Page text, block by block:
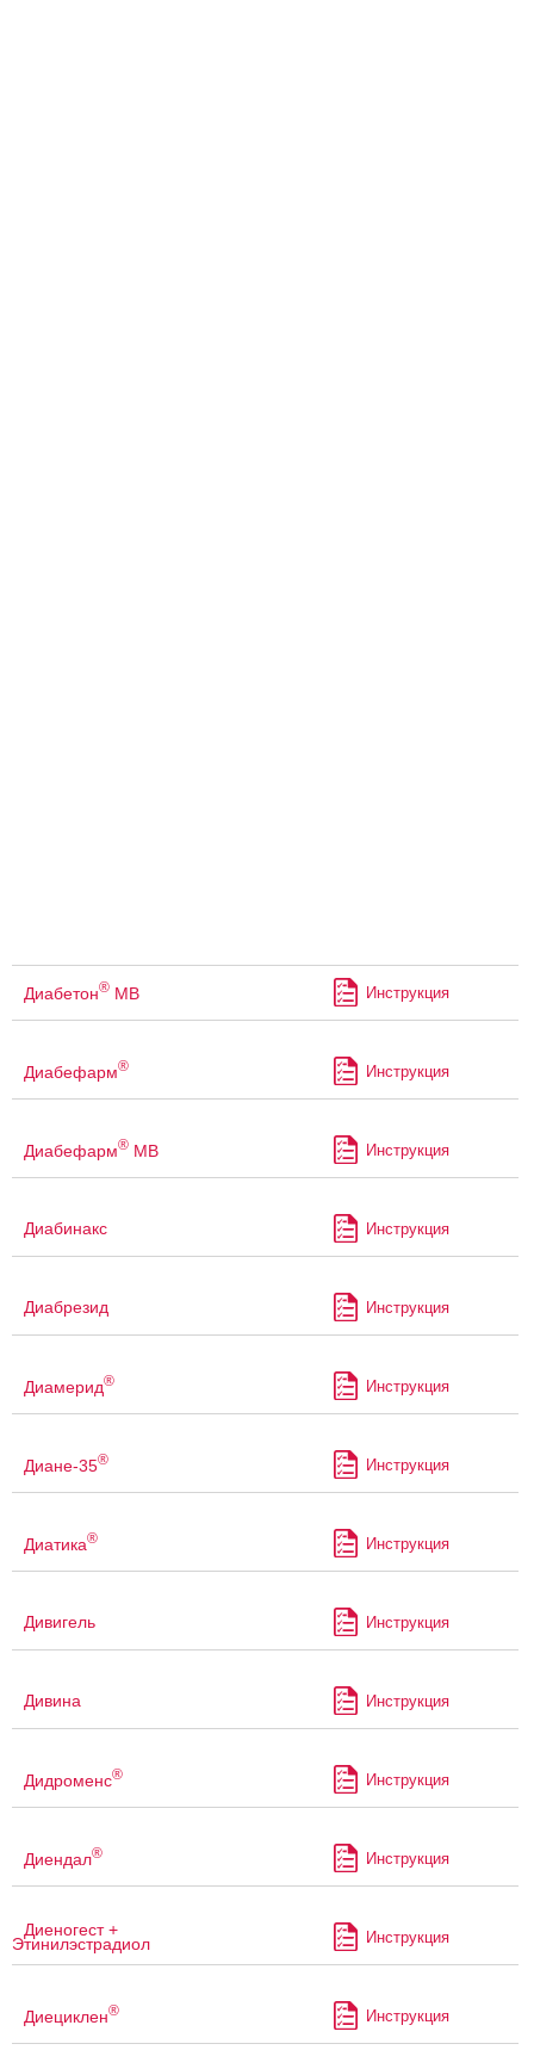
Диабетон® МВ Инструкция
Диабефарм® Инструкция
Диабефарм® МВ Инструкция
Диабинакс Инструкция
Диабрезид Инструкция
Диамерид® Инструкция
Диане-35® Инструкция
Диатика® Инструкция
Дивигель Инструкция
Дивина Инструкция
Дидроменс® Инструкция
Диендал® Инструкция
Диеногест +
Этинилэстрадиол Инструкция
Диециклен® Инструкция